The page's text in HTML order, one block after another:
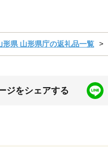
形県 山形県庁の返礼品一覧
ジをシェアする